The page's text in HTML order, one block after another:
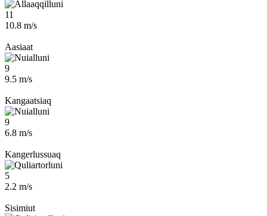
11
10.8 m/s
Aasiaat
9
9.5 m/s
Kangaatsiaq
9
6.8 m/s
Kangerlussuaq
5
2.2 m/s
Sisimiut